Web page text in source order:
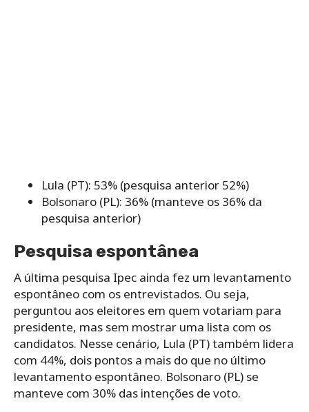
Lula (PT): 53% (pesquisa anterior 52%)
Bolsonaro (PL): 36% (manteve os 36% da
pesquisa anterior)
Pesquisa espontânea
A última pesquisa Ipec ainda fez um levantamento
espontâneo com os entrevistados. Ou seja,
perguntou aos eleitores em quem votariam para
presidente, mas sem mostrar uma lista com os
candidatos. Nesse cenário, Lula (PT) também lidera
com 44%, dois pontos a mais do que no último
levantamento espontâneo. Bolsonaro (PL) se
manteve com 30% das intenções de voto.